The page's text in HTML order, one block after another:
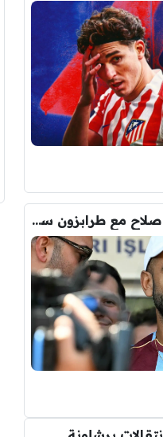
بند مثير في عقد محمد صلاح مع طرابزون سبور